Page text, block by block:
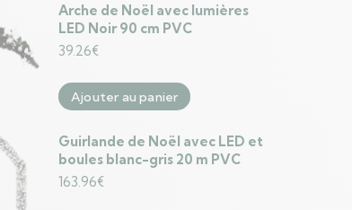
Arche de Noël avec lumières
LED Noir 90 cm PVC
39.26€
Ajouter au panier
Guirlande de Noël avec LED et
boules blanc-gris 20 m PVC
163.96€